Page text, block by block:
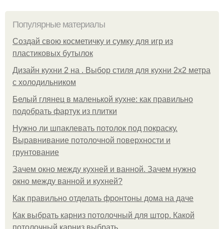
Популярные материалы
Создай свою косметичку и сумку для игр из
пластиковых бутылок
Дизайн кухни 2 на . Выбор стиля для кухни 2х2 метра
с холодильником
Белый глянец в маленькой кухне: как правильно
подобрать фартук из плитки
Нужно ли шпаклевать потолок под покраску.
Выравнивание потолочной поверхности и
грунтование
Зачем окно между кухней и ванной. Зачем нужно
окно между ванной и кухней?
Как правильно отделать фронтоны дома на даче
Как выбрать карниз потолочный для штор. Какой